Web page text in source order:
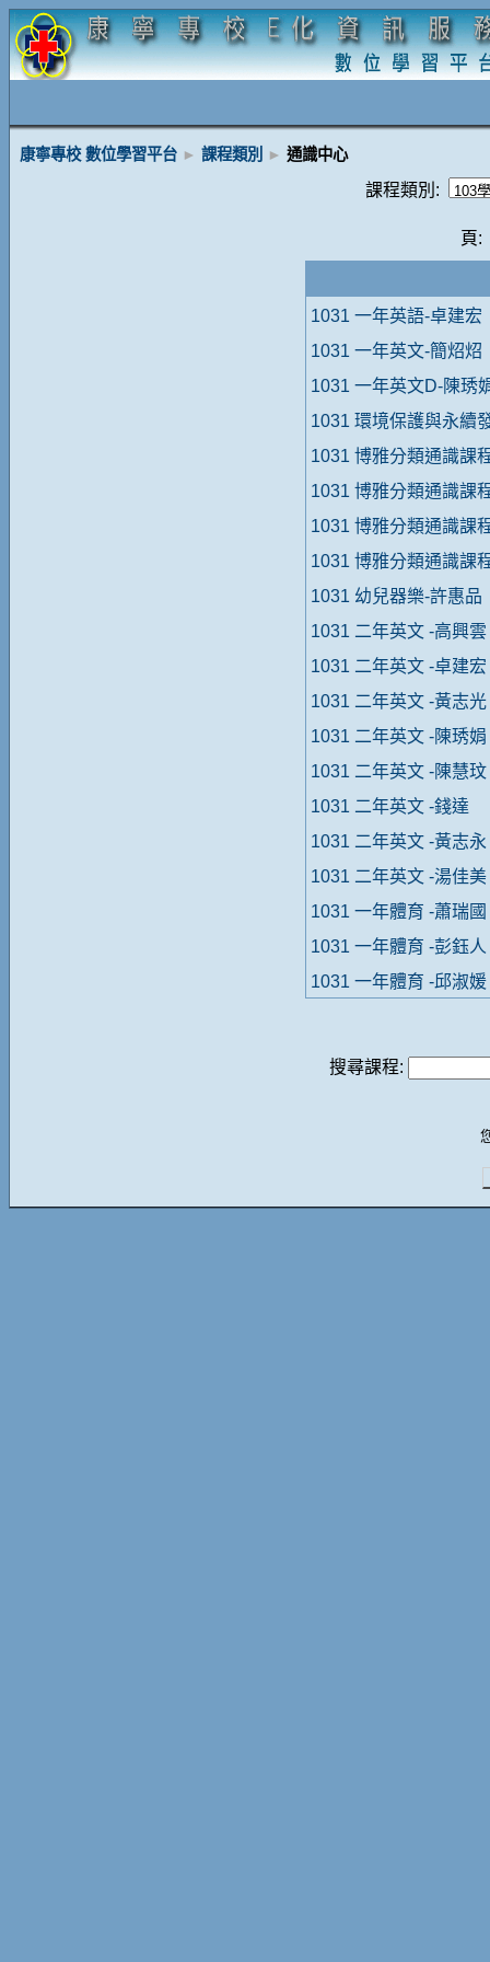
康寧專校 數位學習平台 ► 課程類別 ► 通識中心
課程類別:
頁
1031 一年英語-卓建宏
1031 一年英文-簡炤炤
1031 一年英文D-陳琇
1031 環境保護與永續
1031 博雅分類通識課
1031 博雅分類通識課
1031 博雅分類通識課
1031 博雅分類通識課
1031 幼兒器樂-許惠品
1031 二年英文 -高興雲
1031 二年英文 -卓建宏
1031 二年英文 -黃志光
1031 二年英文 -陳琇娟
1031 二年英文 -陳慧玟
1031 二年英文 -錢達
1031 二年英文 -黃志永
1031 二年英文 -湯佳美
1031 一年體育 -蕭瑞國
1031 一年體育 -彭鈺人
1031 一年體育 -邱淑媛
搜尋課程: